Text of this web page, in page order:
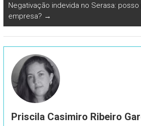
Negativação indevida no Serasa:
empresa? →
Priscila Casimiro Ribeiro